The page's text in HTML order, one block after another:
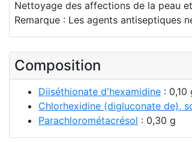
Nettoyage des affections de la peau
Remarque : Les agents antiseptiques
Composition
Diiséthionate d'hexamidine : 0,10
Chlorhexidine (digluconate de),
Parachlorométacrésol : 0,30 g